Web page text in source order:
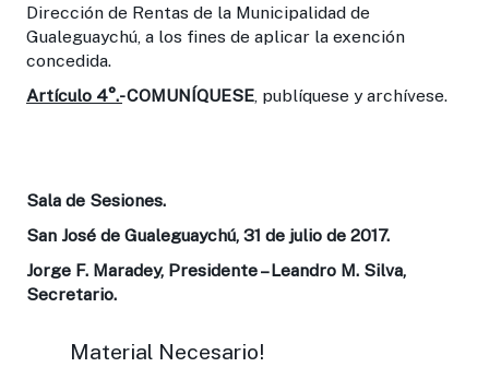
Dirección de Rentas de la Municipalidad de
Gualeguaychú, a los fines de aplicar la exención
concedida.
Artículo 4°.-COMUNÍQUESE , publíquese y archívese.
Sala de Sesiones.
San José de Gualeguaychú, 31 de julio de 2017.
Jorge F. Maradey, Presidente – Leandro M. Silva,
Secretario.
Material Necesario!